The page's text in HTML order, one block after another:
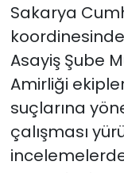
Sakarya
Asayiş Şube
Amirliği
suçlarına
çalışması